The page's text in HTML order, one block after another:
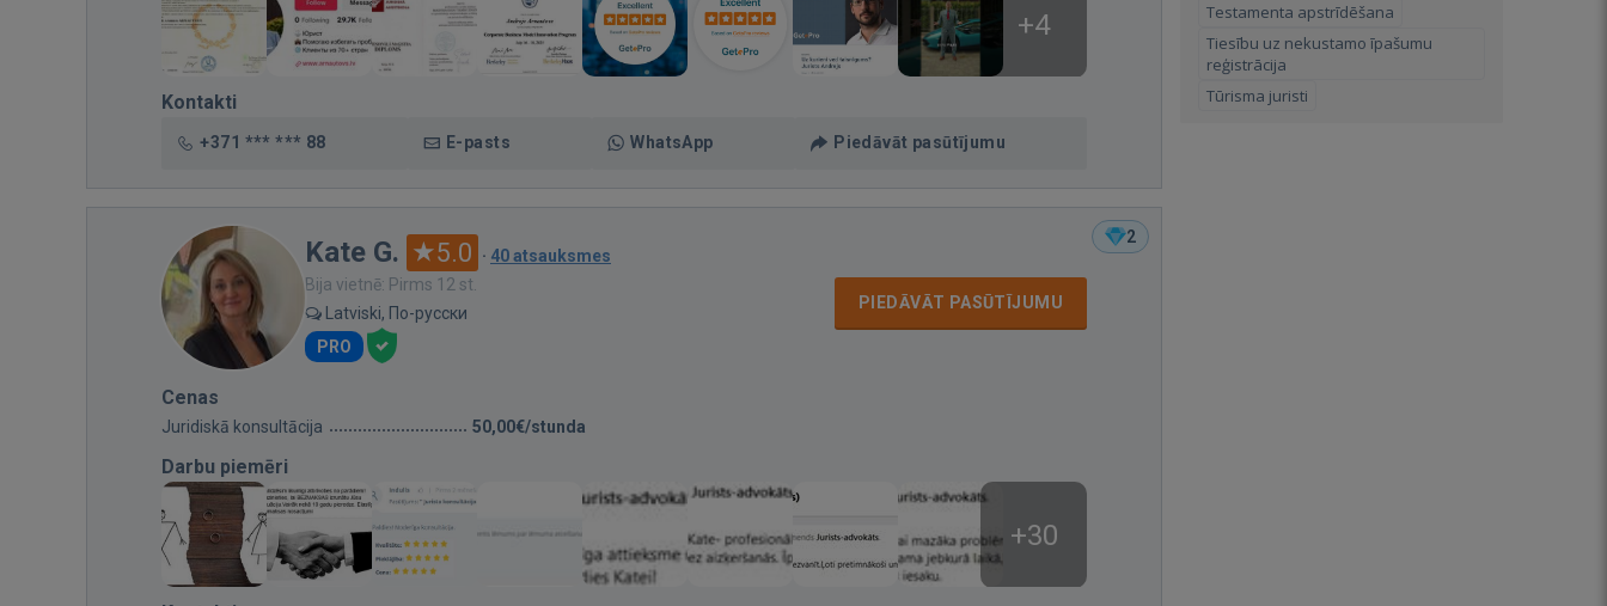
+4
Kontakti
+371 *** *** 88 E-pasts WhatsApp Piedāvāt pasūtījumu
2
Kate G. 5.0 · 40 atsauksmes
Bija vietnē: Pirms 12 st.
Latviski, По-русски
PRO
PIEDĀVĀT PASŪTĪJUMU
Cenas
Juridiskā konsultācija 50,00€/stunda
Darbu piemēri
+30
Testamenta apstrīdēšana
Tiesību uz nekustamo īpašumu
reģistrācija
Tūrisma juristi